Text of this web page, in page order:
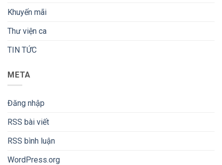
Khuyến mãi
Thư viện ca
TIN TỨC
META
Đăng nhập
RSS bài viết
RSS bình luận
WordPress.org